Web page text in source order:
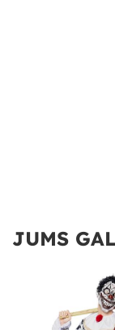
JUMS